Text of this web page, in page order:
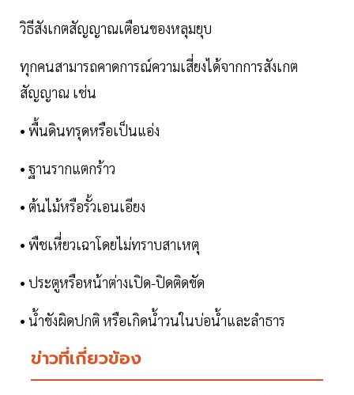
วิธีสังเกตสัญญาณเตือนของหลุมยุบ
ทุกคนสามารถคาดการณ์ความเสี่ยงได้จากการสังเกต
สัญญาณ เช่น
• พื้นดินทรุดหรือเป็นแอ่ง
• ฐานรากแตกร้าว
• ต้นไม้หรือรั้วเอนเอียง
• พืชเหี่ยวเฉาโดยไม่ทราบสาเหตุ
• ประตูหรือหน้าต่างเปิด-ปิดติดขัด
• น้ำขังผิดปกติ หรือเกิดน้ำวนในบ่อน้ำและลำธาร
ข่าวที่เกี่ยวข้อง